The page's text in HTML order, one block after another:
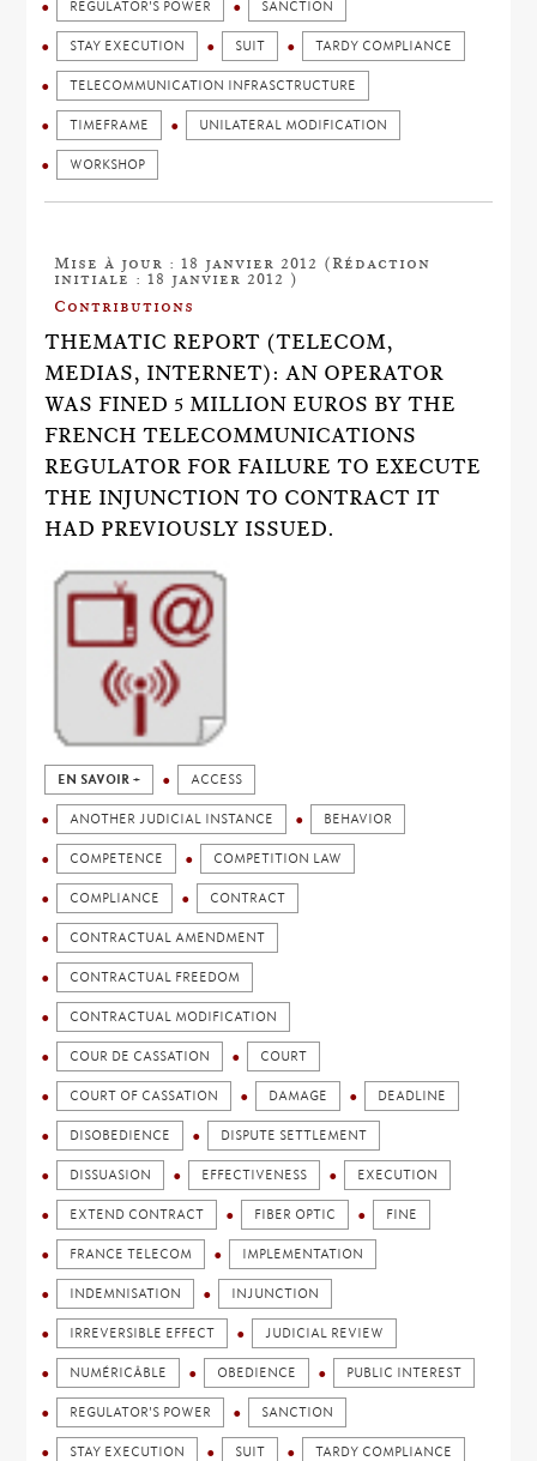
REGULATOR'S POWER SANCTION
STAY EXECUTION SUIT TARDY COMPLIANCE
TELECOMMUNICATION INFRASCTRUCTURE
TIMEFRAME UNILATERAL MODIFICATION
WORKSHOP
Mise à jour : 18 janvier 2012 (Rédaction
initiale : 18 janvier 2012 )
Contributions
THEMATIC REPORT (TELECOM,
MEDIAS, INTERNET): AN OPERATOR
WAS FINED 5 MILLION EUROS BY THE
FRENCH TELECOMMUNICATIONS
REGULATOR FOR FAILURE TO EXECUTE
THE INJUNCTION TO CONTRACT IT
HAD PREVIOUSLY ISSUED.
EN SAVOIR + ACCESS
ANOTHER JUDICIAL INSTANCE BEHAVIOR
COMPETENCE COMPETITION LAW
COMPLIANCE CONTRACT
CONTRACTUAL AMENDMENT
CONTRACTUAL FREEDOM
CONTRACTUAL MODIFICATION
COUR DE CASSATION COURT
COURT OF CASSATION DAMAGE DEADLINE
DISOBEDIENCE DISPUTE SETTLEMENT
DISSUASION EFFECTIVENESS EXECUTION
EXTEND CONTRACT FIBER OPTIC FINE
FRANCE TELECOM IMPLEMENTATION
INDEMNISATION INJUNCTION
IRREVERSIBLE EFFECT JUDICIAL REVIEW
NUMÉRICÂBLE OBEDIENCE PUBLIC INTEREST
REGULATOR'S POWER SANCTION
STAY EXECUTION SUIT TARDY COMPLIANCE